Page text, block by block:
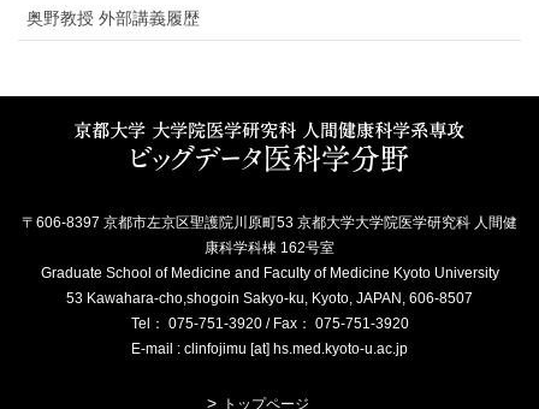
奥野教授 外部講義履歴
〒606-8397 京都市左京区聖護院川原町53 京都大学大学院医学研究科 人間健
康科学科棟 162号室
Graduate School of Medicine and Faculty of Medicine Kyoto University
53 Kawahara-cho,shogoin Sakyo-ku, Kyoto, JAPAN, 606-8507
Tel： 075-751-3920 / Fax： 075-751-3920
E-mail : clinfojimu [at] hs.med.kyoto-u.ac.jp
トップページ